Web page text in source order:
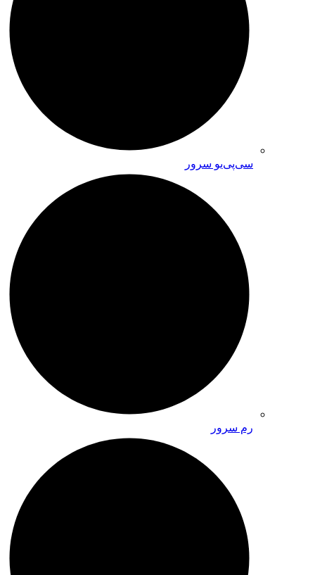
سی‌پی‌یو سرور
رم سرور